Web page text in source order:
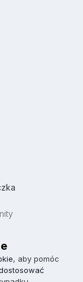
, aby pomóc